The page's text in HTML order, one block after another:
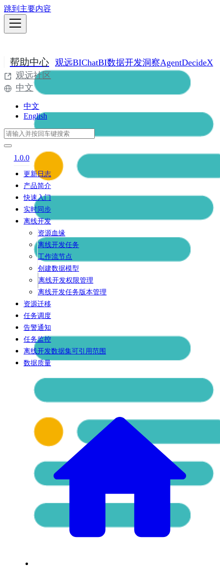
跳到主要内容
帮助中心 观远BIChatBI数据开发洞察AgentDecideX
观远社区
中文
中文
English
1.0.0
更新日志
产品简介
快速入门
实时同步
离线开发
资源血缘
离线开发任务
工作流节点
创建数据模型
离线开发权限管理
离线开发任务版本管理
资源迁移
任务调度
告警通知
任务监控
离线开发数据集可引用范围
数据质量